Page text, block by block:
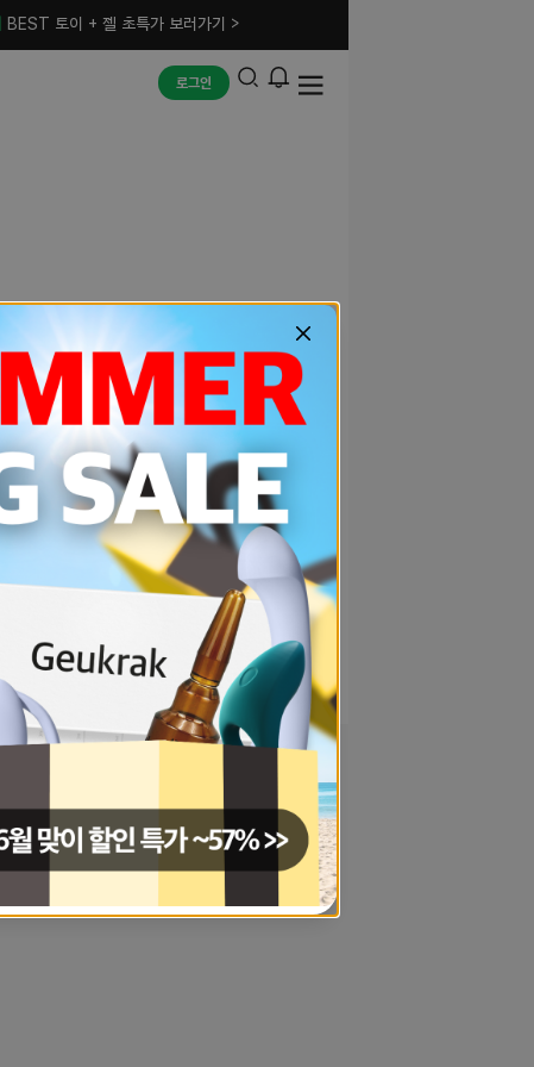
BEST 토이 + 젤 초특가 보러가기 >
로그인
예상치 못한 에러입니다.